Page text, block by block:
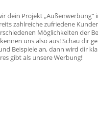
dein Projekt „Außenwerbung“
zahlreiche zufriedene
Möglichkeiten der
uns also aus! Schau dir
Beispiele an, dann wird dir
gibt als unsere Werbung!